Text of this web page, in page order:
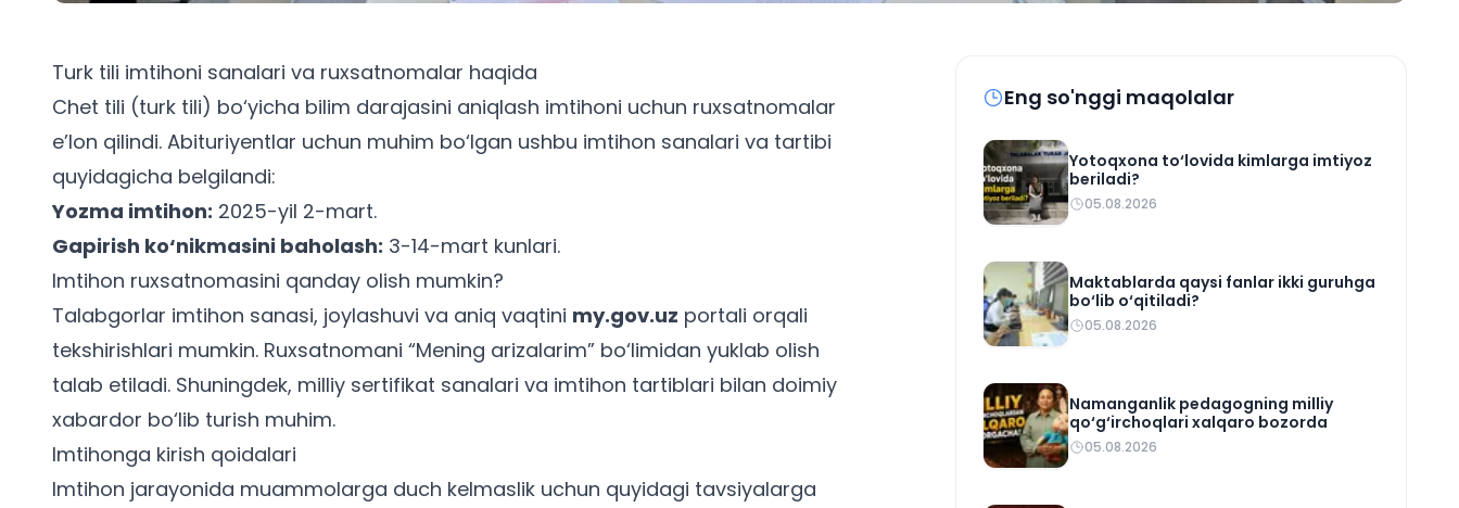
Turk tili imtihoni sanalari va ruxsatnomalar haqida
Chet tili (turk tili) bo‘yicha bilim darajasini aniqlash imtihoni uchun ruxsatnomalar
e’lon qilindi. Abituriyentlar uchun muhim bo‘lgan ushbu imtihon sanalari va tartibi
quyidagicha belgilandi:
Yozma imtihon: 2025-yil 2-mart.
Gapirish ko‘nikmasini baholash: 3-14-mart kunlari.
Imtihon ruxsatnomasini qanday olish mumkin?
Talabgorlar imtihon sanasi, joylashuvi va aniq vaqtini my.gov.uz portali orqali
tekshirishlari mumkin. Ruxsatnomani “Mening arizalarim” bo‘limidan yuklab olish
talab etiladi. Shuningdek, milliy sertifikat sanalari va imtihon tartiblari bilan doimiy
xabardor bo‘lib turish muhim.
Imtihonga kirish qoidalari
Imtihon jarayonida muammolarga duch kelmaslik uchun quyidagi tavsiyalarga
Eng so'nggi maqolalar
Yotoqxona to‘lovida kimlarga imtiyoz
beriladi?
05.08.2026
Maktablarda qaysi fanlar ikki guruhga
bo‘lib o‘qitiladi?
05.08.2026
Namanganlik pedagogning milliy
qo‘g‘irchoqlari xalqaro bozorda
05.08.2026